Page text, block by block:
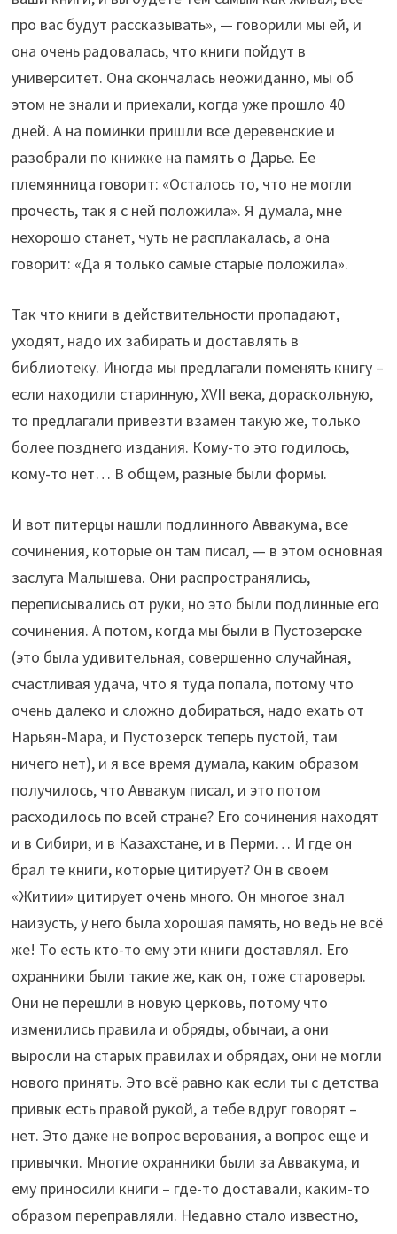
про вас будут рассказывать», — говорили мы ей, и
она очень радовалась, что книги пойдут в
университет. Она скончалась неожиданно, мы об
этом не знали и приехали, когда уже прошло 40
дней. А на поминки пришли все деревенские и
разобрали по книжке на память о Дарье. Ее
племянница говорит: «Осталось то, что не могли
прочесть, так я с ней положила». Я думала, мне
нехорошо станет, чуть не расплакалась, а она
говорит: «Да я только самые старые положила».
Так что книги в действительности пропадают,
уходят, надо их забирать и доставлять в
библиотеку. Иногда мы предлагали поменять книгу –
если находили старинную, XVII века, дораскольную,
то предлагали привезти взамен такую же, только
более позднего издания. Кому-то это годилось,
кому-то нет… В общем, разные были формы.
И вот питерцы нашли подлинного Аввакума, все
сочинения, которые он там писал, — в этом основная
заслуга Малышева. Они распространялись,
переписывались от руки, но это были подлинные его
сочинения. А потом, когда мы были в Пустозерске
(это была удивительная, совершенно случайная,
счастливая удача, что я туда попала, потому что
очень далеко и сложно добираться, надо ехать от
Нарьян-Мара, и Пустозерск теперь пустой, там
ничего нет), и я все время думала, каким образом
получилось, что Аввакум писал, и это потом
расходилось по всей стране? Его сочинения находят
и в Сибири, и в Казахстане, и в Перми… И где он
брал те книги, которые цитирует? Он в своем
«Житии» цитирует очень много. Он многое знал
наизусть, у него была хорошая память, но ведь не всё
же! То есть кто-то ему эти книги доставлял. Его
охранники были такие же, как он, тоже староверы.
Они не перешли в новую церковь, потому что
изменились правила и обряды, обычаи, а они
выросли на старых правилах и обрядах, они не могли
нового принять. Это всё равно как если ты с детства
привык есть правой рукой, а тебе вдруг говорят –
нет. Это даже не вопрос верования, а вопрос еще и
привычки. Многие охранники были за Аввакума, и
ему приносили книги – где-то доставали, каким-то
образом переправляли. Недавно стало известно,